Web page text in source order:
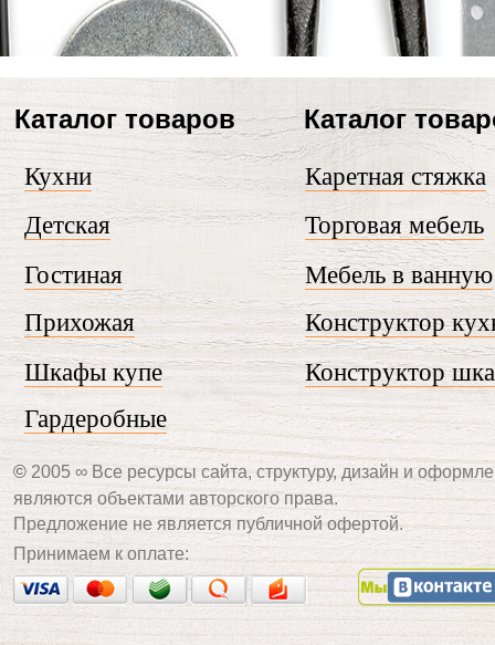
Гостиная
Гардеробные
Предложение не является публичной офертой.
Кухни
Конструктор
Каталог товаров
Конструктор
Детская
Прихожая
Шкафы купе
Торговая мебель
Каретная стяжка
Принимаем к оплате:
Каталог
© 2005 ∞ Все ресурсы сайта, структуру, дизайн и
являются объектами авторского права.
Мебель в ванную